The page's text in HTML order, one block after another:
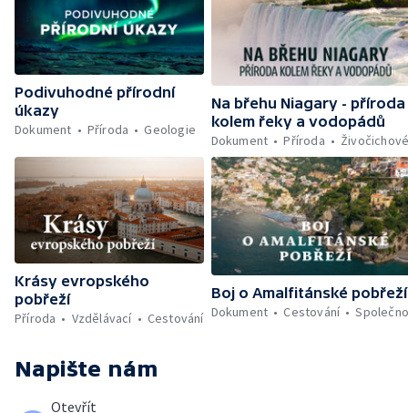
Podivuhodné přírodní
úkazy
Dokument
Příroda Geologie
Na břehu Niagary - příroda
kolem řeky a vodopádů
Dokument
Příroda
Krásy evropského
pobřeží
Příroda
Vzdělávací Cestování
Boj o Amalfitánské pobřeží
Dokument
Cestování
Napište nám
Otevřít